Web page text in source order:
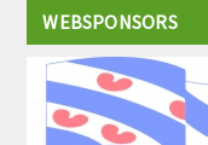
WEBSPONSORS